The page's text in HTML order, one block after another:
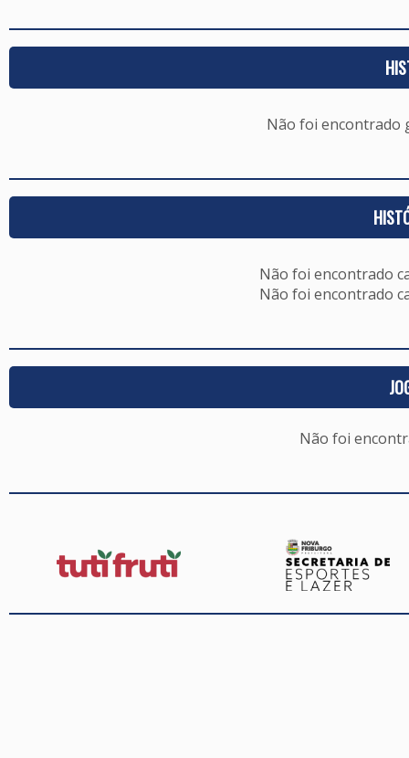
Não foi encontrado
Não foi encontrado
Não foi encontrado
Não foi